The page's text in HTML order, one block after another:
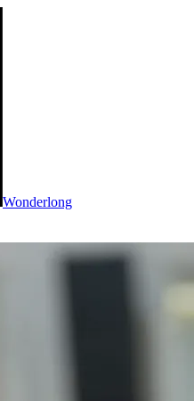
Wonderlong